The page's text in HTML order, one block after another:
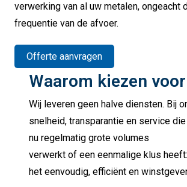
verwerking van al uw metalen, ongeacht
frequentie van de afvoer.
Offerte aanvragen
Waarom kiezen
Wij leveren geen halve diensten. Bij
snelheid, transparantie en service
nu regelmatig grote volumes
verwerkt of een eenmalige klus
het eenvoudig, efficiënt en